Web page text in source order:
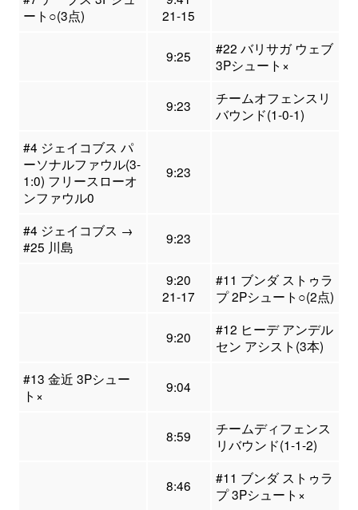
ート○(3点)
21-15
9:25
#22 バリサガ ウェブ
3Pシュート×
9:23
チームオフェンスリ
バウンド(1-0-1)
#4 ジェイコブス パ
ーソナルファウル(3-
1:0) フリースローオ
ンファウル0
9:23
#4 ジェイコブス →
#25 川島
9:23
9:20
21-17
#11 ブンダ ストゥラ
プ 2Pシュート○(2点)
9:20
#12 ヒーデ アンデル
セン アシスト(3本)
#13 金近 3Pシュー
ト×
9:04
8:59
チームディフェンス
リバウンド(1-1-2)
8:46
#11 ブンダ ストゥラ
プ 3Pシュート×